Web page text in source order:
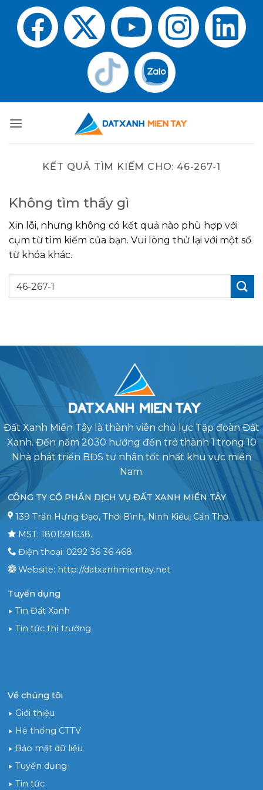
KẾT QUẢ TÌM KIẾM CHO: 46-267-1
Không tìm thấy gì
Xin lỗi, nhưng không có kết quả nào phù hợp với
cụm từ tìm kiếm của bạn. Vui lòng thử lại với một số
từ khóa khác.
Đất Xanh Miền Tây là thành viên chủ lực Tập đoàn Đất
Xanh. Đến năm 2030 hướng đến trở thành 1 trong 10
Nhà phát triển BĐS tư nhân tốt nhất khu vực miền
Nam.
CÔNG TY CỔ PHẦN DỊCH VỤ ĐẤT XANH MIỀN TÂY
139 Trần Hưng Đạo, Thới Bình, Ninh Kiều, Cần Thơ.
MST: 1801591638.
Điện thoại: 0292 36 36 468.
Website: http://datxanhmientay.net
Về chúng tôi
Giới thiệu
Hệ thống CTTV
Bảo mật dữ liệu
Tuyển dụng
Tin tức
Tuyển dụng
Tin Đất Xanh
Tin tức thị trường